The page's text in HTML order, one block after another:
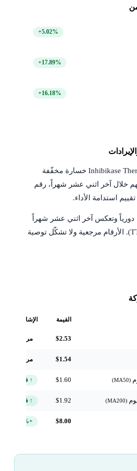
+5.02%
+17.89%
+16.18%
سجّلت Inhibikase Therapeutics Inc خسارة مخفّفة
خلال آخر اثني عشر شهراً، رقم
استدامة الأداء.
دورياً وتعكس آخر اثني عشر شهراً
مالياً منشورة (TTM). الأرقام مرجعية ولا تشكّل توصية
القيمة الإشارة
$2.53 مرجعي
$1.54 مرجعي
$1.60 ↑ فوق
$1.92 ↑ فوق
$8.00
+232.6%